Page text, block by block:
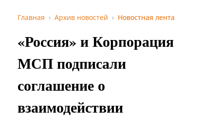
Главная Архив новостей Новостная лента
«Россия» и Корпорация
МСП подписали
соглашение о
взаимодействии